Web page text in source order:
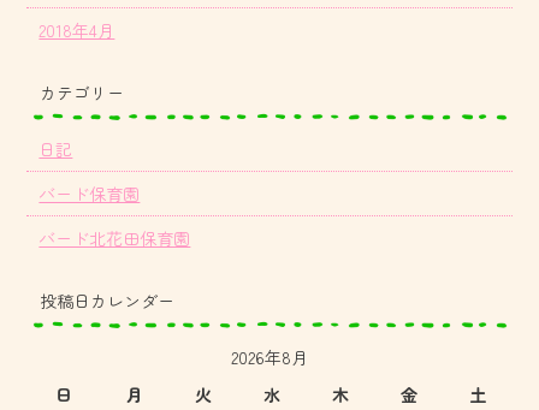
2018年4月
カテゴリー
日記
バード保育園
バード北花田保育園
投稿日カレンダー
2026年8月
日
月 火 水 木 金 土